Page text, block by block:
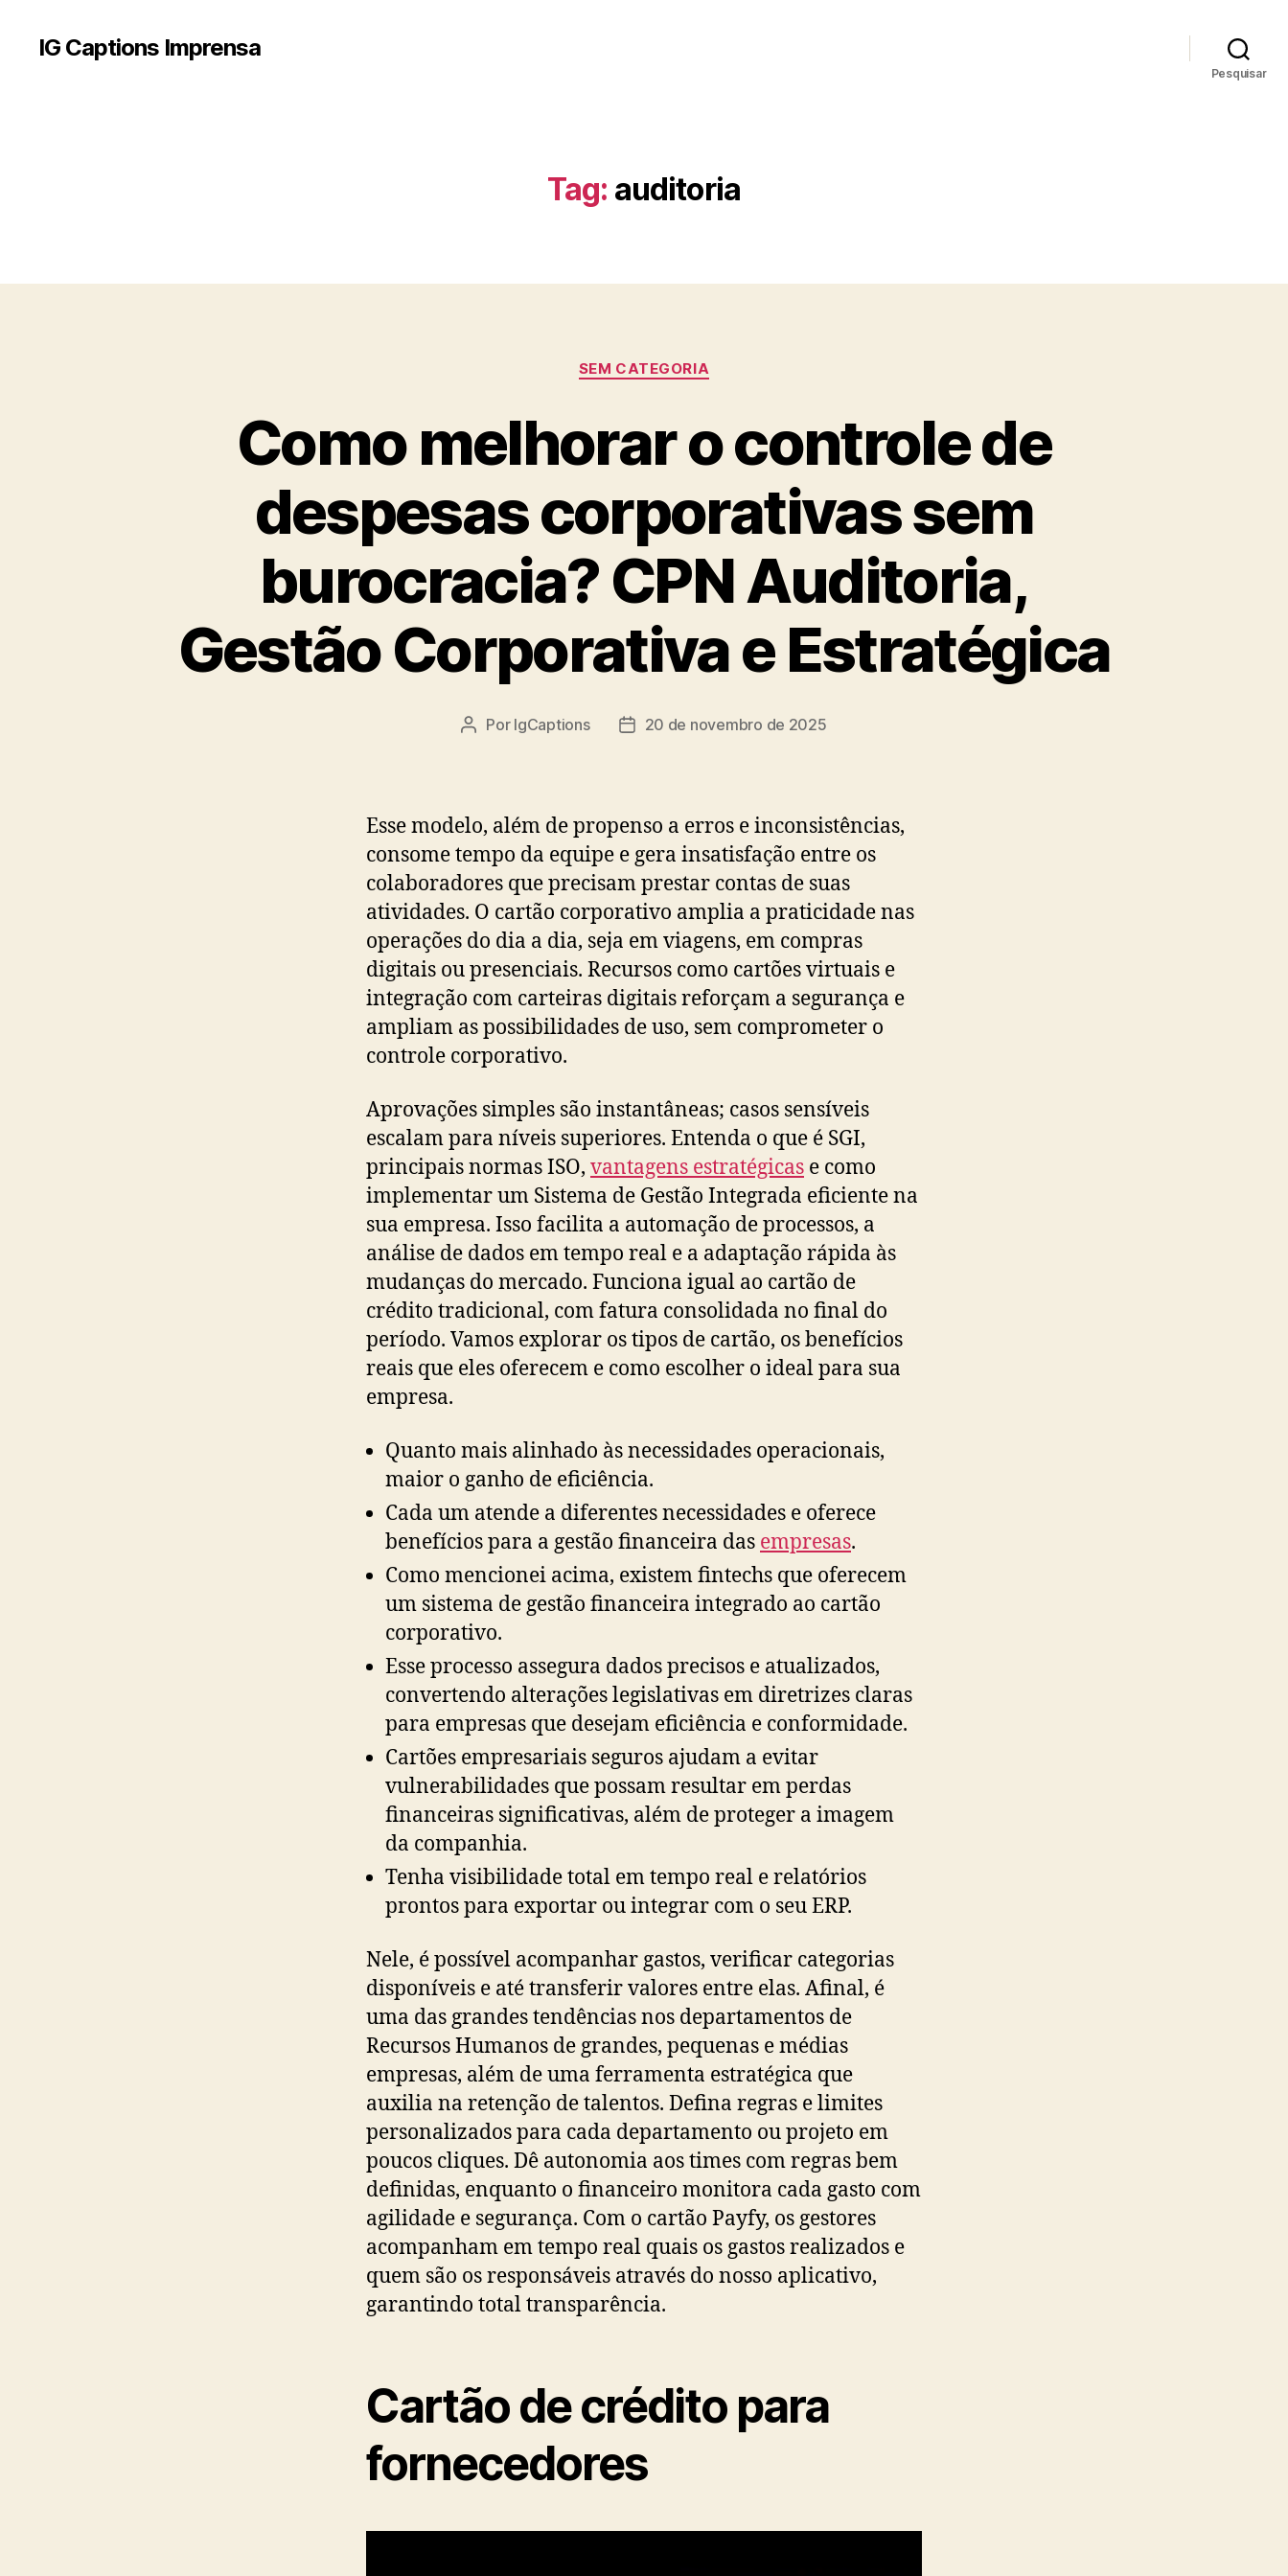
IG Captions Imprensa
Pesquisar
Tag: auditoria
Categorias
SEM CATEGORIA
Como melhorar o controle de
despesas corporativas sem
burocracia? CPN Auditoria,
Gestão Corporativa e Estratégica
Autor
Por IgCaptions
Data20 de novembro de 2025
Esse modelo, além de propenso a erros e inconsistências,
consome tempo da equipe e gera insatisfação entre os
colaboradores que precisam prestar contas de suas
atividades. O cartão corporativo amplia a praticidade nas
operações do dia a dia, seja em viagens, em compras
digitais ou presenciais. Recursos como cartões virtuais e
integração com carteiras digitais reforçam a segurança e
ampliam as possibilidades de uso, sem comprometer o
controle corporativo.
Aprovações simples são instantâneas; casos sensíveis
escalam para níveis superiores. Entenda o que é SGI,
principais normas ISO, vantagens estratégicas e como
implementar um Sistema de Gestão Integrada eficiente na
sua empresa. Isso facilita a automação de processos, a
análise de dados em tempo real e a adaptação rápida às
mudanças do mercado. Funciona igual ao cartão de
crédito tradicional, com fatura consolidada no final do
período. Vamos explorar os tipos de cartão, os benefícios
reais que eles oferecem e como escolher o ideal para sua
empresa.
Quanto mais alinhado às necessidades operacionais,
maior o ganho de eficiência.
Cada um atende a diferentes necessidades e oferece
benefícios para a gestão financeira das empresas.
Como mencionei acima, existem fintechs que oferecem
um sistema de gestão financeira integrado ao cartão
corporativo.
Esse processo assegura dados precisos e atualizados,
convertendo alterações legislativas em diretrizes claras
para empresas que desejam eficiência e conformidade.
Cartões empresariais seguros ajudam a evitar
vulnerabilidades que possam resultar em perdas
financeiras significativas, além de proteger a imagem
da companhia.
Tenha visibilidade total em tempo real e relatórios
prontos para exportar ou integrar com o seu ERP.
Nele, é possível acompanhar gastos, verificar categorias
disponíveis e até transferir valores entre elas. Afinal, é
uma das grandes tendências nos departamentos de
Recursos Humanos de grandes, pequenas e médias
empresas, além de uma ferramenta estratégica que
auxilia na retenção de talentos. Defina regras e limites
personalizados para cada departamento ou projeto em
poucos cliques. Dê autonomia aos times com regras bem
definidas, enquanto o financeiro monitora cada gasto com
agilidade e segurança. Com o cartão Payfy, os gestores
acompanham em tempo real quais os gastos realizados e
quem são os responsáveis através do nosso aplicativo,
garantindo total transparência.
Cartão de crédito para
fornecedores